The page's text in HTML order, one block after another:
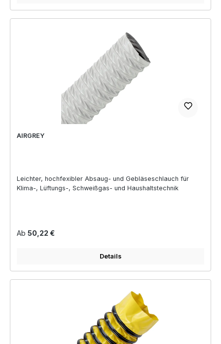
AIRGREY
Leichter, hochfexibler Absaug- und Gebläseschlauch für
Klima-, Lüftungs-, Schweißgas- und Haushaltstechnik
Regulärer Preis:
Ab 50,22 €
Details